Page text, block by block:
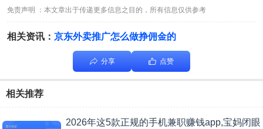
免责声明 ：本文章出于传递更多信息之目的，所有信息仅供参考
相关资讯： 京东外卖推广怎么做挣佣金的
分享 点赞
相关推荐
2026年这5款正规的手机兼职赚钱app,宝妈闭眼